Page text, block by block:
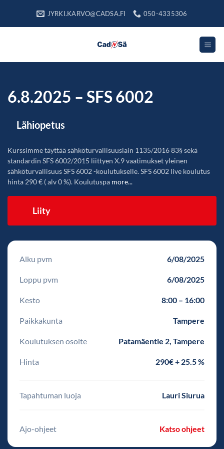
JYRKI.KARVO@CADSA.FI 050-4335306
6.8.2025 – SFS 6002
Lähiopetus
Kurssimme täyttää sähköturvallisuuslain 1135/2016 83§ sekä
standardin SFS 6002/2015 liittyen X.9 vaatimukset yleinen
sähköturvallisuus SFS 6002 -koulutukselle. SFS 6002 live koulutus
hinta 290 € ( alv 0 %). Koulutuspa more...
Liity
Alku pvm 6/08/2025
Loppu pvm 6/08/2025
Kesto 8:00 – 16:00
Paikkakunta Tampere
Koulutuksen osoite Patamäentie 2, Tampere
Hinta 290€ + 25.5 %
Tapahtuman luoja Lauri Siurua
Ajo-ohjeet Katso ohjeet